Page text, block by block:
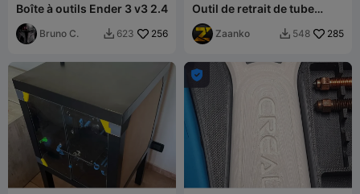
Boîte à outils Ender 3 v3 2.4
Bruno C.  623 256
Outil de retrait de tube
PTFE facile - Ender 3 v3
Zaanko  548 285
